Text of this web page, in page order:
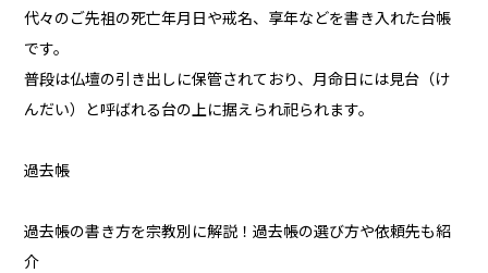
代々のご先祖の死亡年月日や戒名、享年などを書き入れた台帳
です。
普段は仏壇の引き出しに保管されており、月命日には見台（け
んだい）と呼ばれる台の上に据えられ祀られます。
過去帳
過去帳の書き方を宗教別に解説！過去帳の選び方や依頼先も紹
介